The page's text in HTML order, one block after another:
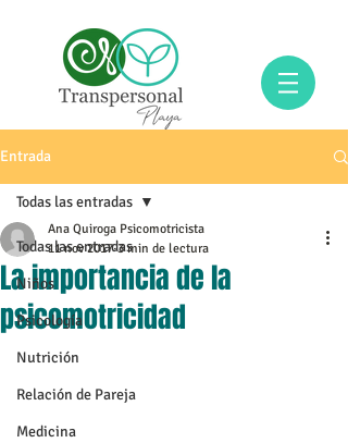
Entrada
Todas las entradas
Niños
Psicología
Nutrición
Relación de Pareja
Medicina
Todas las entradas
La importancia de la
psicomotricidad
Ana Quiroga Psicomotricista
11 nov 2017 3 min de lectura